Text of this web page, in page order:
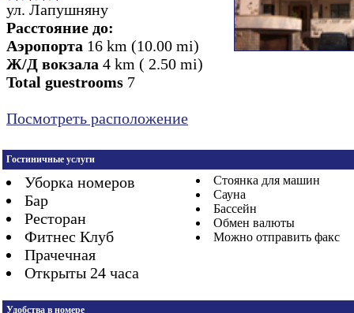
ул. Лапушняну
Расстояние до:
Аэропорта 16 km (10.00 mi)
Ж/Д вокзала 4 km ( 2.50 mi)
Total guestrooms 7
Посмотреть расположение
Гостиничные услуги
Уборка номеров
Бар
Ресторан
Фитнес Клуб
Прачечная
Открыты 24 часа
Стоянка для машин
Сауна
Бассейн
Обмен валюты
Можно отправить факс
Удобства в номере